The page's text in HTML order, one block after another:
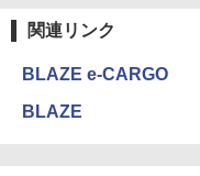
関連リンク
BLAZE e-CARGO
BLAZE